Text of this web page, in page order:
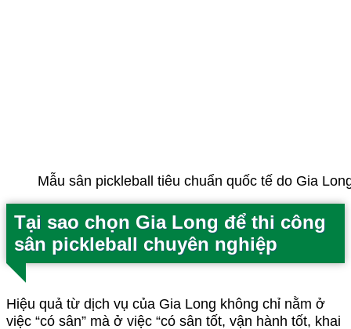
Mẫu sân pickleball tiêu chuẩn quốc tế do Gia
Tại sao chọn Gia Long để thi công
sân pickleball chuyên nghiệp
Hiệu quả từ dịch vụ của Gia Long không chỉ nằm ở
việc “có sân” mà ở việc “có sân tốt, vận hành tốt, khai